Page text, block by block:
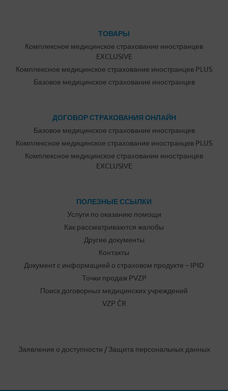
ТОВАРЫ
Комплексное медицинское страхование иностранцев
EXCLUSIVE
Комплексное медицинское страхование иностранцев PLUS
Базовое медицинское страхование иностранцев
ДОГОВОР СТРАХОВАНИЯ ОНЛАЙН
Базовое медицинское страхование иностранцев
Комплексное медицинское страхование иностранцев PLUS
Комплексное медицинское страхование иностранцев
EXCLUSIVE
ПОЛЕЗНЫЕ ССЫЛКИ
Услуги по оказанию помощи
Как рассматриваются жалобы
Другие документы
Контакты
Документ с информацией о страховом продукте – IPID
Точки продаж PVZP
Поиск договорных медицинских учреждений
VZP ČR
Заявление о доступности / Защита персональных данных